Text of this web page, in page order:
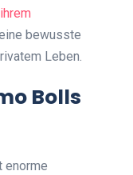
bewusste
Leben.
Bolls
enorme